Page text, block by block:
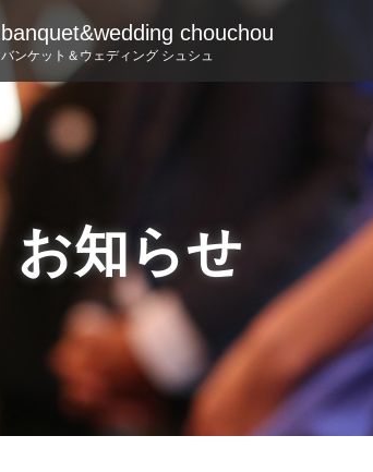
banquet&wedding chouchou
バンケット＆ウェディング シュシュ
お知らせ